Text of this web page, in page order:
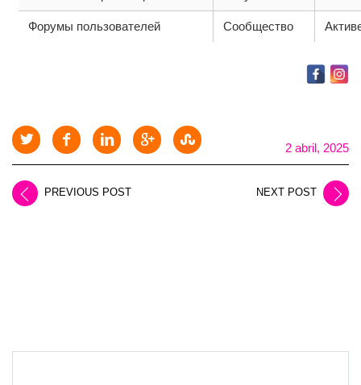
Форумы пользователей Сообщество
2 abril, 2025
PREVIOUS POST NEXT POST